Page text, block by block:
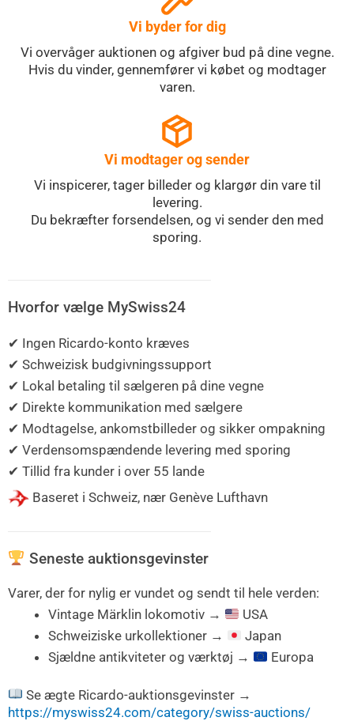
Vi byder for dig
Vi overvåger auktionen og afgiver bud på dine vegne.
Hvis du vinder, gennemfører vi købet og modtager
varen.
Vi modtager og sender
Vi inspicerer, tager billeder og klargør din vare til
levering.
Du bekræfter forsendelsen, og vi sender den med
sporing.
Hvorfor vælge MySwiss24
✔ Ingen Ricardo-konto kræves
✔ Schweizisk budgivningssupport
✔ Lokal betaling til sælgeren på dine vegne
✔ Direkte kommunikation med sælgere
✔ Modtagelse, ankomstbilleder og sikker ompakning
✔ Verdensomspændende levering med sporing
✔ Tillid fra kunder i over 55 lande
Baseret i Schweiz, nær Genève Lufthavn
Seneste auktionsgevinster
Varer, der for nylig er vundet og sendt til hele verden:
Vintage Märklin lokomotiv →
USA
Schweiziske urkollektioner →
Japan
Sjældne antikviteter og værktøj →
Europa
Se ægte Ricardo-auktionsgevinster →
https://myswiss24.com/category/swiss-auctions/